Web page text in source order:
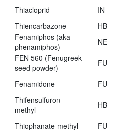
Thiacloprid
IN
Thiencarbazone
HB
Fenamiphos (aka
phenamiphos)
NE
FEN 560 (Fenugreek
seed powder)
FU
Fenamidone FU
Thifensulfuron-
methyl
HB
Thiophanate-methyl FU